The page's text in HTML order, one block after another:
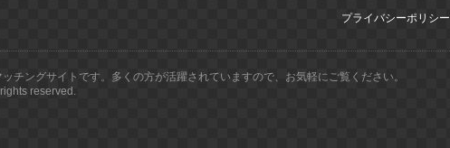
プライバシーポリシー
チングサイトです。多くの方が活躍されていますので、お気軽にご覧ください。
reserved.